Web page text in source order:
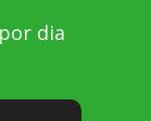
dia